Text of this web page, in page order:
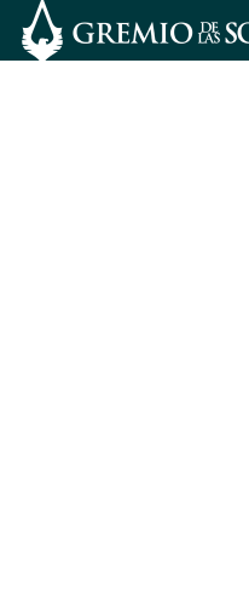
Saltar al contenido